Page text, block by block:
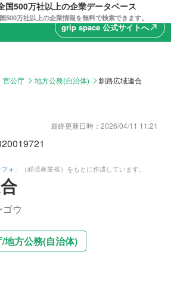
国500万社以上の企業データベース
500万社以上の企業情報を無料で検索できます。
grip space 公式サイトへnorth_east
官公庁 地方公務(自治体) 釧路広域連合
最終更新日時： 2026/04/11 11:21
ォ 」（経済産業省）をもとに作成しています。
ウ
/地方公務(自治体)